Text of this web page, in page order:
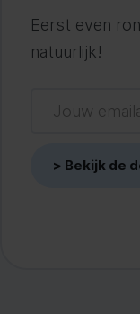
Eerst even
natuurlijk!